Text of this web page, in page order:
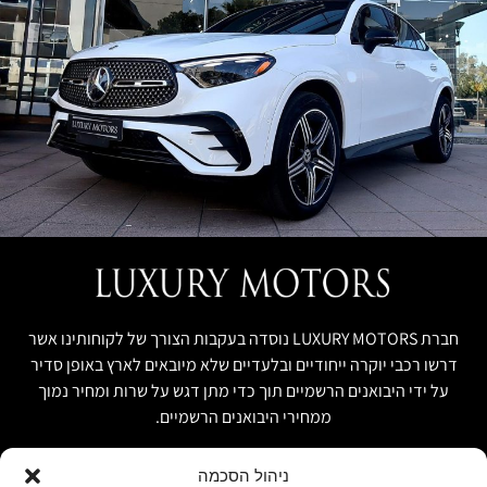
ניהול הסכמה
חברת LUXURY MOTORS נוסדה בעקבות הצורך של לקוחותינו אשר
דרשו רכבי יוקרה ייחודיים ובלעדיים שלא מיובאים לארץ באופן סדיר
על ידי היבואנים הרשמיים תוך כדי מתן דגש על שרות ומחיר נמוך
ממחירי היבואנים הרשמיים.